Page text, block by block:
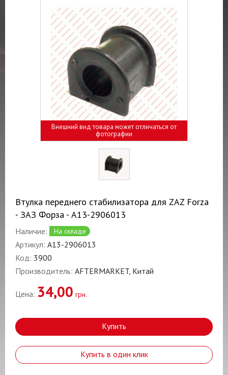
Внешний вид товара может отличаться от
фотографии
Втулка переднего стабилизатора для ZAZ Forza
- ЗАЗ Форза - A13-2906013
Наличие: На складе
Артикул: A13-2906013
Код: 3900
Производитель: AFTERMARKET, Китай
Цена: 34,00 грн.
Купить
Купить в один клик